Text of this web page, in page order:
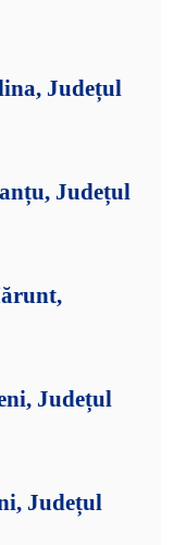
Județul
Județul
Județul
Județul